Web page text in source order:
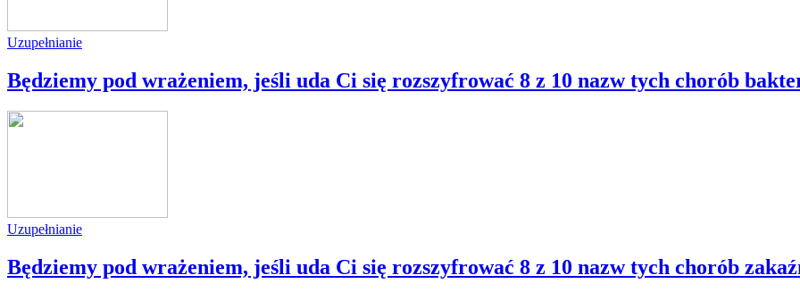
Uzupełnianie
Będziemy pod wrażeniem, jeśli uda Ci się rozszyfrować 8 z 10 nazw tych chorób
Uzupełnianie
Będziemy pod wrażeniem, jeśli uda Ci się rozszyfrować 8 z 10 nazw tych chorób